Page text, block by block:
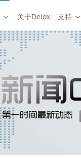
关于Delox 支持